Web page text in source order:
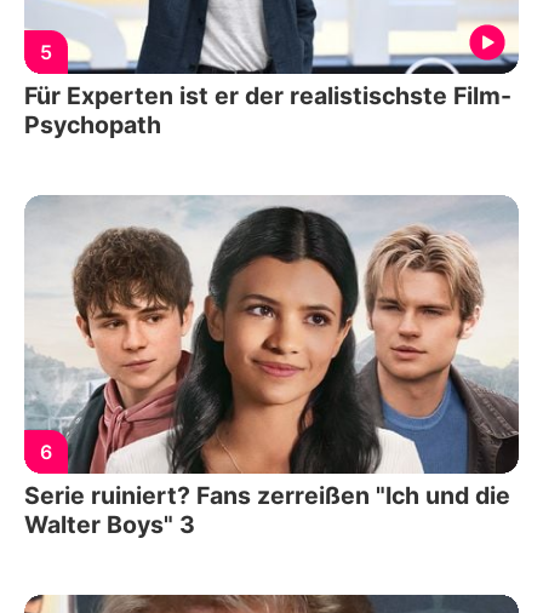
5
Für Experten ist er der realistischste Film-
Psychopath
6
Serie ruiniert? Fans zerreißen "Ich und die
Walter Boys" 3